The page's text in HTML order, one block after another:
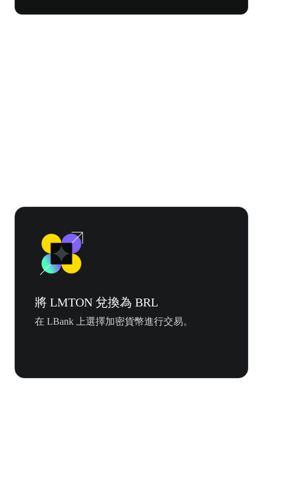
將 LMTON 兌換為 BRL
在 LBank 上選擇加密貨幣進行交易。